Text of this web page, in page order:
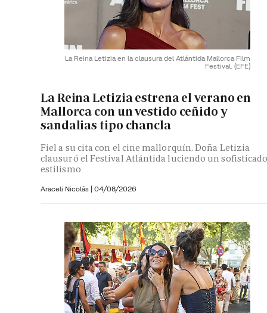
La Reina Letizia en la clausura del Atlántida Mallorca Film
Festival. (EFE)
La Reina Letizia estrena el verano en
Mallorca con un vestido ceñido y
sandalias tipo chancla
Fiel a su cita con el cine mallorquín, Doña Letizia
clausuró el Festival Atlántida luciendo un
estilismo
Araceli Nicolás | 04/08/2026